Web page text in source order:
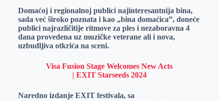
Domaćoj i regionalnoj publici najinteresantnija bina,
sada već široko poznata i kao „bina domaćica”, doneće
publici najrazličitije ritmove za ples i nezaboravna 4
dana provedena uz muzičke veterane ali i nova,
uzbudljiva otkrića na sceni.
Visa Fusion Stage Welcomes New Acts
| EXIT Starseeds 2024
Naredno izdanje EXIT festivala, sa